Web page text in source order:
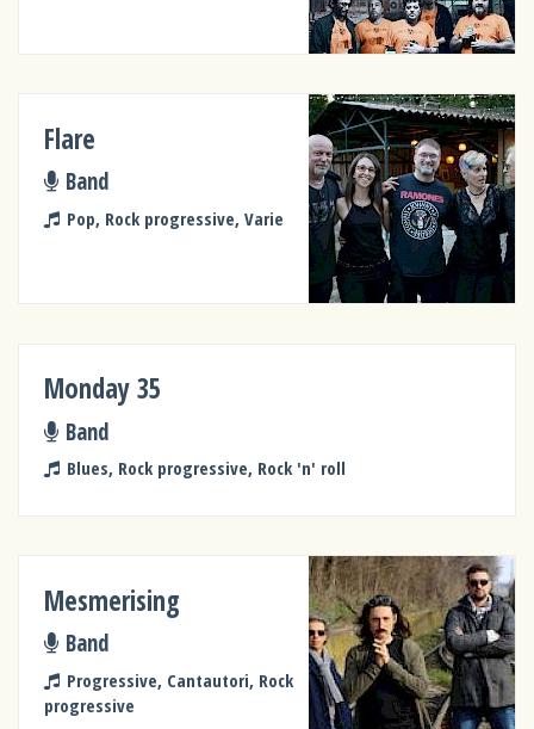
Flare
Band
Pop, Rock progressive, Varie
Monday 35
Band
Blues, Rock progressive, Rock 'n' roll
Mesmerising
Band
Progressive, Cantautori, Rock
progressive